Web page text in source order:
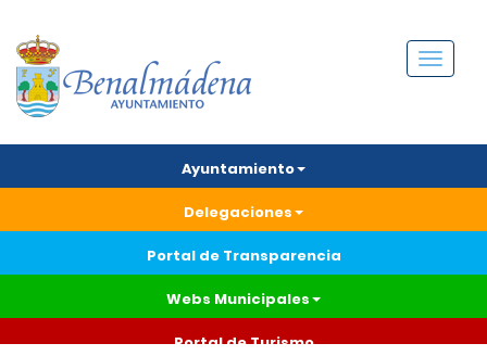
Menú
Ayuntamiento
Delegaciones
Portal de Transparencia
Webs Municipales
Portal de Turismo